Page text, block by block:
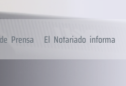
Prensa El Notariado informa